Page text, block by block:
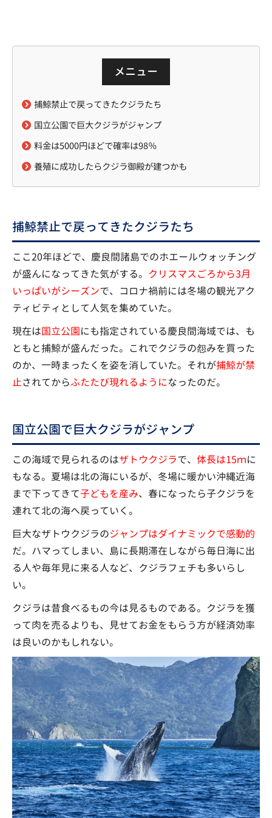
メニュー
捕鯨禁止で戻ってきたクジラたち
国立公園で巨大クジラがジャンプ
料金は5000円ほどで確率は98％
養殖に成功したらクジラ御殿が建つかも
捕鯨禁止で戻ってきたクジラたち
ここ20年ほどで、慶良間諸島でのホエールウォッチング
が盛んになってきた気がする。 クリスマスごろから3月
いっぱいがシーズンで、コロナ禍前には冬場の観光アク
ティビティとして人気を集めていた。
現在は国立公園にも指定されている慶良間海域では、も
ともと捕鯨が盛んだった。これでクジラの怨みを買った
のか、一時まったくを姿を消していた。それが捕鯨が禁
止されてからふたたび現れるようになったのだ。
国立公園で巨大クジラがジャンプ
この海域で見られるのはザトウクジラで、 体長は15ｍに
もなる。夏場は北の海にいるが、冬場に暖かい沖縄近海
まで下ってきて子どもを産み、春になったら子クジラを
連れて北の海へ戻っていく。
巨大なザトウクジラのジャンプはダイナミックで感動的
だ。ハマってしまい、島に長期滞在しながら毎日海に出
る人や毎年見に来る人など、クジラフェチも多いらし
い。
クジラは昔食べるもの今は見るものである。クジラを獲
って肉を売るよりも、見せてお金をもらう方が経済効率
は良いのかもしれない。